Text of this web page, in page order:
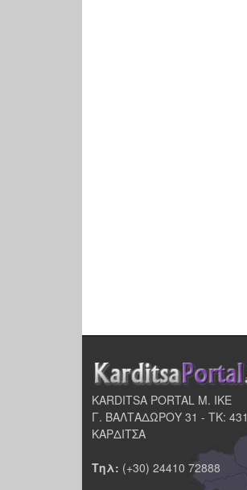
KARDITSA PORTAL Μ. ΙΚΕ
Γ. ΒΑΛΤΑΔΩΡΟΥ 31 - ΤΚ:
ΚΑΡΔΙΤΣΑ
Τηλ: (+30) 24410 72888